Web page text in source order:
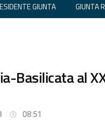
GIUNTA GIUNTA
Basilicata al
08:51